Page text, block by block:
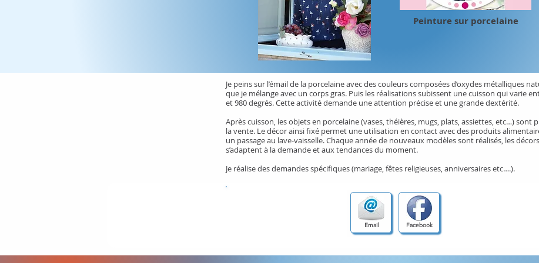
Peinture sur porcelaine
Je peins sur l’émail de la porcelaine avec des couleurs composées d’oxydes métalliques
que je mélange avec un corps gras. Puis les réalisations subissent une cuisson qui varie
et 980 degrés. Cette activité demande une attention précise et une grande dextérité.
Après cuisson, les objets en porcelaine (vases, théières, mugs, plats, assiettes, etc…) sont
la vente. Le décor ainsi fixé permet une utilisation en contact avec des produits
un passage au lave-vaisselle. Chaque année de nouveaux modèles sont réalisés, les décors
s’adaptent à la demande et aux tendances du moment.
Je réalise des demandes spécifiques (mariage, fêtes religieuses, anniversaires etc….).
Email Facebook